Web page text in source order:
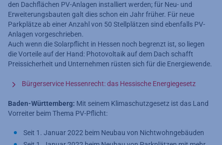
den Dachflächen PV-Anlagen installiert werden; für Neu- und
Erweiterungsbauten galt dies schon ein Jahr früher. Für neue
Parkplätze ab einer Anzahl von 50 Stellplätzen sind ebenfalls PV-
Anlagen vorgeschrieben.
Auch wenn die Solarpflicht in Hessen noch begrenzt ist, so liegen
die Vorteile auf der Hand: Photovoltaik auf dem Dach schafft
Preissicherheit und Unternehmen rüsten sich für die Energiewende.
Bürgerservice Hessenrecht: das Hessische Energiegesetz
Baden-Württemberg: Mit seinem Klimaschutzgesetz ist das Land
Vorreiter beim Thema PV-Pflicht:
Seit 1. Januar 2022 beim Neubau von Nichtwohngebäuden